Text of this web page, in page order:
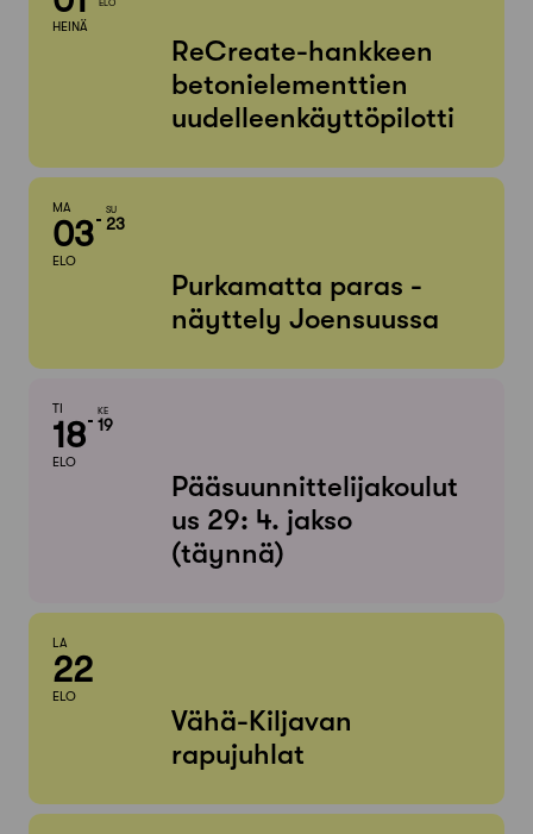
HEINÄ
ELO
ReCreate-hankkeen
betonielementtien
uudelleenkäyttöpilotti
MA
03
ELO
SU
23
Purkamatta paras -
näyttely Joensuussa
TI
18
ELO
KE
19
Pääsuunnittelijakoulut
us 29: 4. jakso
(täynnä)
LA
22
ELO
Vähä-Kiljavan
rapujuhlat